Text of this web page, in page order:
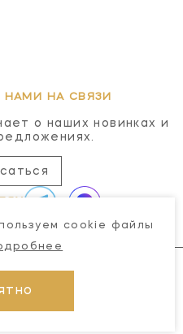
НАМИ НА СВЯЗИ
о наших новинках и
Gallery
cookie файлы